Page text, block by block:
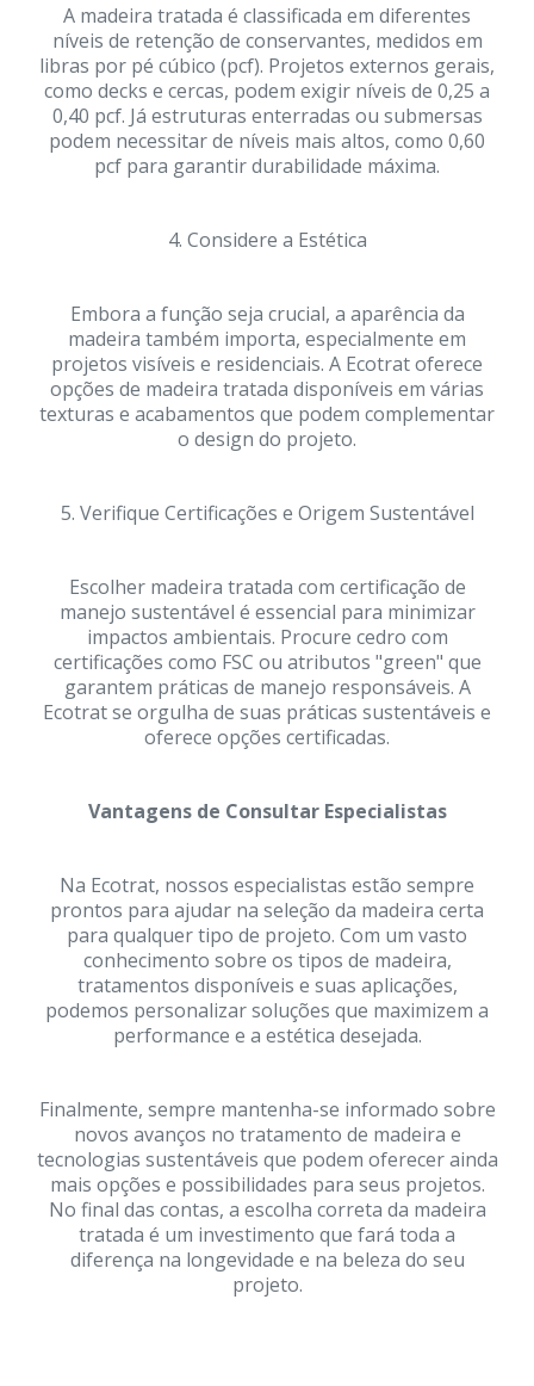
A madeira tratada é classificada em diferentes
níveis de retenção de conservantes, medidos em
libras por pé cúbico (pcf). Projetos externos gerais,
como decks e cercas, podem exigir níveis de 0,25 a
0,40 pcf. Já estruturas enterradas ou submersas
podem necessitar de níveis mais altos, como 0,60
pcf para garantir durabilidade máxima.
4. Considere a Estética
Embora a função seja crucial, a aparência da
madeira também importa, especialmente em
projetos visíveis e residenciais. A Ecotrat oferece
opções de madeira tratada disponíveis em várias
texturas e acabamentos que podem complementar
o design do projeto.
5. Verifique Certificações e Origem Sustentável
Escolher madeira tratada com certificação de
manejo sustentável é essencial para minimizar
impactos ambientais. Procure cedro com
certificações como FSC ou atributos "green" que
garantem práticas de manejo responsáveis. A
Ecotrat se orgulha de suas práticas sustentáveis e
oferece opções certificadas.
Vantagens de Consultar Especialistas
Na Ecotrat, nossos especialistas estão sempre
prontos para ajudar na seleção da madeira certa
para qualquer tipo de projeto. Com um vasto
conhecimento sobre os tipos de madeira,
tratamentos disponíveis e suas aplicações,
podemos personalizar soluções que maximizem a
performance e a estética desejada.
Finalmente, sempre mantenha-se informado sobre
novos avanços no tratamento de madeira e
tecnologias sustentáveis que podem oferecer ainda
mais opções e possibilidades para seus projetos.
No final das contas, a escolha correta da madeira
tratada é um investimento que fará toda a
diferença na longevidade e na beleza do seu
projeto.